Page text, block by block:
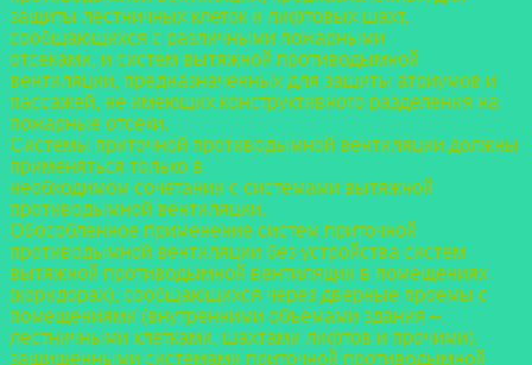
защиты лестничных клеток и лифтовых шахт,
сообщающихся с различными пожарными
отсеками, и систем вытяжной противодымной
вентиляции, предназначенных для защиты атриумов и
пассажей, не имеющих конструктивного разделения на
пожарные отсеки.
Системы приточной противодымной вентиляции должны
применяться только в
необходимом сочетании с системами вытяжной
противодымной вентиляции.
Обособленное применение систем приточной
противодымной вентиляции без устройства систем
вытяжной противодымной вентиляции в помещениях
(коридорах), сообщающихся через дверные проемы с
помещениями (внутренними объемами здания –
лестничными клетками, шахтами лифтов и прочими),
защищенными системами приточной противодымной